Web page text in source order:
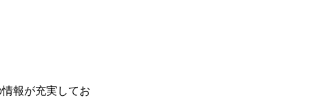
報が充実してお